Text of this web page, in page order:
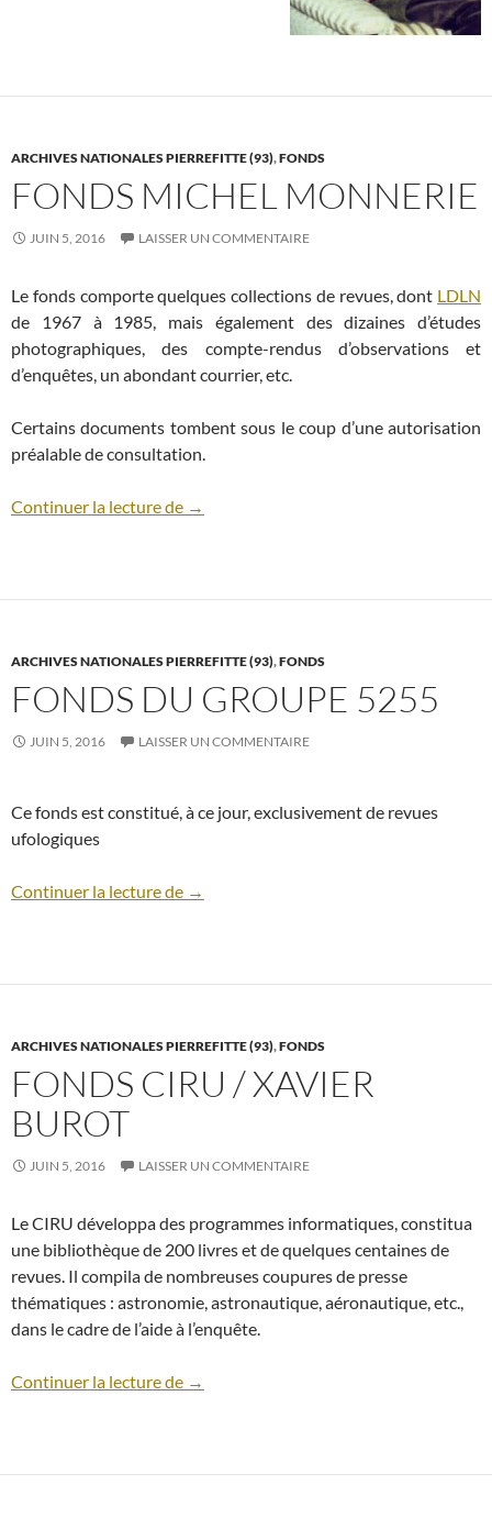
ARCHIVES NATIONALES PIERREFITTE (93),FONDS
FONDS MICHEL MONNERIE
JUIN 5, 2016 LAISSER UN COMMENTAIRE
Le fonds comporte quelques collections de revues, dont LDLN
de 1967 à 1985, mais également des dizaines d’études
photographiques, des compte-rendus d’observations et
d’enquêtes, un abondant courrier, etc.
Certains documents tombent sous le coup d’une autorisation
préalable de consultation.
Continuer la lecture de Fonds Michel Monnerie
→
ARCHIVES NATIONALES PIERREFITTE (93),FONDS
FONDS DU GROUPE 5255
JUIN 5, 2016 LAISSER UN COMMENTAIRE
Ce fonds est constitué, à ce jour, exclusivement de revues
ufologiques
Continuer la lecture de Fonds du Groupe 5255
→
ARCHIVES NATIONALES PIERREFITTE (93),FONDS
FONDS CIRU / XAVIER
BUROT
JUIN 5, 2016 LAISSER UN COMMENTAIRE
Le CIRU développa des programmes informatiques, constitua
une bibliothèque de 200 livres et de quelques centaines de
revues. Il compila de nombreuses coupures de presse
thématiques : astronomie, astronautique, aéronautique, etc.,
dans le cadre de l’aide à l’enquête.
Continuer la lecture de Fonds CIRU / Xavier BUROT
→